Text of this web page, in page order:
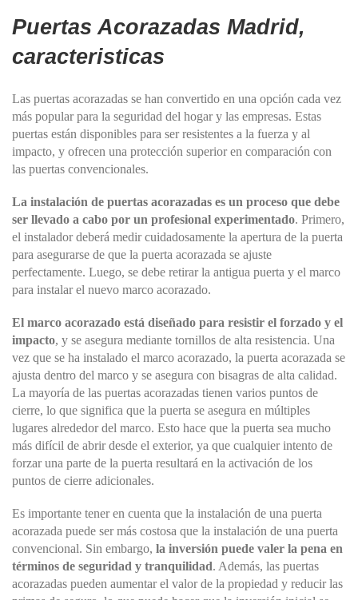
Puertas Acorazadas Madrid,
caracteristicas
Las puertas acorazadas se han convertido en una opción cada vez
más popular para la seguridad del hogar y las empresas. Estas
puertas están disponibles para ser resistentes a la fuerza y al
impacto, y ofrecen una protección superior en comparación con
las puertas convencionales.
La instalación de puertas acorazadas es un proceso que debe
ser llevado a cabo por un profesional experimentado. Primero,
el instalador deberá medir cuidadosamente la apertura de la puerta
para asegurarse de que la puerta acorazada se ajuste
perfectamente. Luego, se debe retirar la antigua puerta y el marco
para instalar el nuevo marco acorazado.
El marco acorazado está diseñado para resistir el forzado y el
impacto, y se asegura mediante tornillos de alta resistencia. Una
vez que se ha instalado el marco acorazado, la puerta acorazada se
ajusta dentro del marco y se asegura con bisagras de alta calidad.
La mayoría de las puertas acorazadas tienen varios puntos de
cierre, lo que significa que la puerta se asegura en múltiples
lugares alrededor del marco. Esto hace que la puerta sea mucho
más difícil de abrir desde el exterior, ya que cualquier intento de
forzar una parte de la puerta resultará en la activación de los
puntos de cierre adicionales.
Es importante tener en cuenta que la instalación de una puerta
acorazada puede ser más costosa que la instalación de una puerta
convencional. Sin embargo, la inversión puede valer la pena en
términos de seguridad y tranquilidad. Además, las puertas
acorazadas pueden aumentar el valor de la propiedad y reducir las